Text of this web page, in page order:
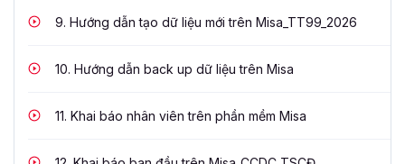
9. Hướng dẫn tạo dữ liệu mới trên Misa_TT99_2026
10. Hướng dẫn back up dữ liệu trên Misa
11. Khai báo nhân viên trên phần mềm Misa